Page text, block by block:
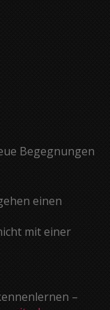
Begegnungen
einen
mit einer
–